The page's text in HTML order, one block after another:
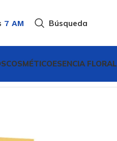
7 AM Búsqueda
COSMÉTICOESENCIA FLORAL